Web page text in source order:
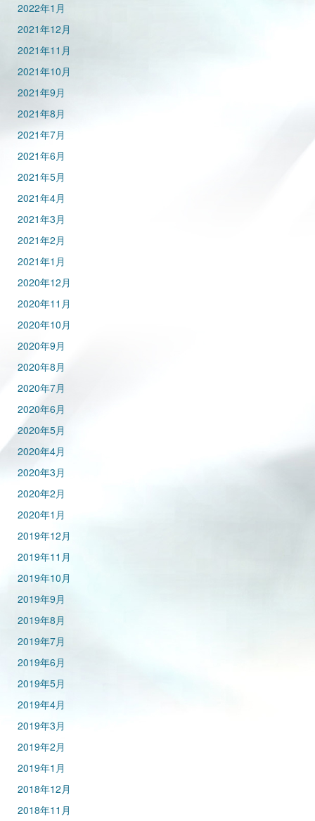
2022年1月
2021年12月
2021年11月
2021年10月
2021年9月
2021年8月
2021年7月
2021年6月
2021年5月
2021年4月
2021年3月
2021年2月
2021年1月
2020年12月
2020年11月
2020年10月
2020年9月
2020年8月
2020年7月
2020年6月
2020年5月
2020年4月
2020年3月
2020年2月
2020年1月
2019年12月
2019年11月
2019年10月
2019年9月
2019年8月
2019年7月
2019年6月
2019年5月
2019年4月
2019年3月
2019年2月
2019年1月
2018年12月
2018年11月